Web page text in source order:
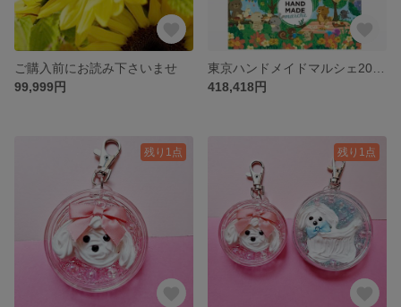
ご購入前にお読み下さいませ
99,999円
418,418円
残り1点 残り1点